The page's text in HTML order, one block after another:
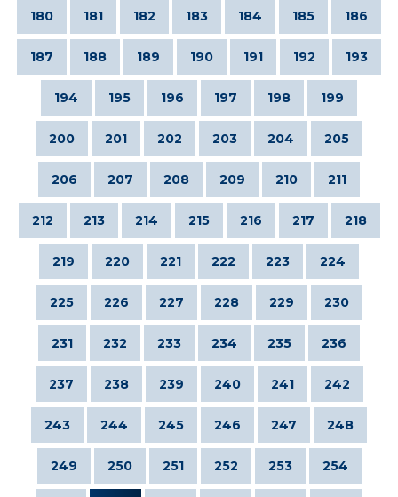
180 181 182 183 184 185 186
187 188 189 190 191 192 193
194 195 196 197 198 199
200 201 202 203 204 205
206 207 208 209 210 211
212 213 214 215 216 217 218
219 220 221 222 223 224
225 226 227 228 229 230
231 232 233 234 235 236
237 238 239 240 241 242
243 244 245 246 247 248
249 250 251 252 253 254